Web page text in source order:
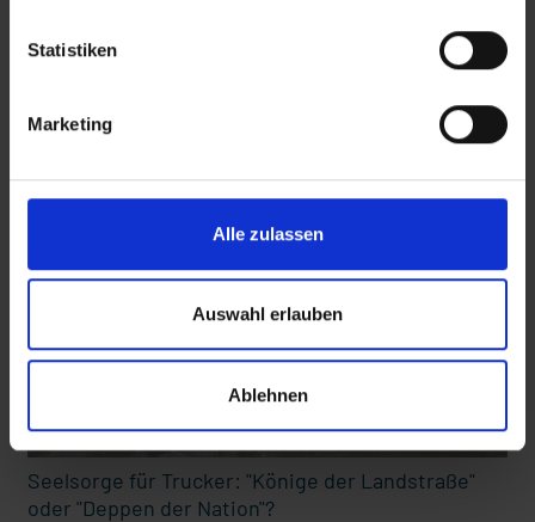
Statistiken
Marketing
Alle zulassen
Auswahl erlauben
Ablehnen
Nachhaltige Geldanlage: Rendite mit gutem Gewissen?
interessieren
Seelsorge für Trucker: "Könige der Landstraße"
oder "Deppen der Nation"?